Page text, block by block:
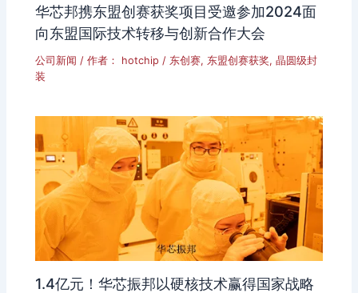
华芯邦携东盟创赛获奖项目受邀参加2024面
向东盟国际技术转移与创新合作大会
公司新闻 / 作者： hotchip / 东创赛, 东盟创赛获奖,晶圆级封
装
1.4亿元！华芯振邦以硬核技术赢得国家战略